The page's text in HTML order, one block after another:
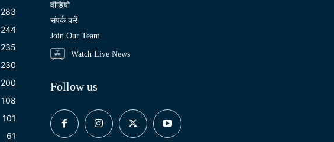
283
244
235
230
200
108
101
61
वीडियो
संपर्क करें
Join Our Team
Watch Live News
Follow us